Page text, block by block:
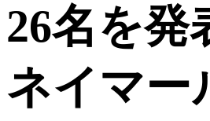
26名を
ネイマー